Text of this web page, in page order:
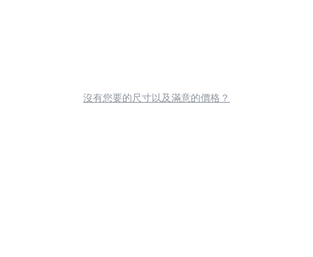
沒有您要的尺寸以及滿意的價格？